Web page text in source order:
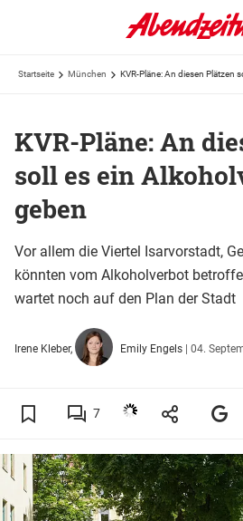
Startseite München KVR-Pläne: An diesen Plätzen
KVR-Pläne: An
soll es ein
geben
Vor allem die Viertel Isarvorstadt,
könnten vom Alkoholverbot
wartet noch auf den Plan der Stadt
Irene Kleber, Emily Engels | 04.
7